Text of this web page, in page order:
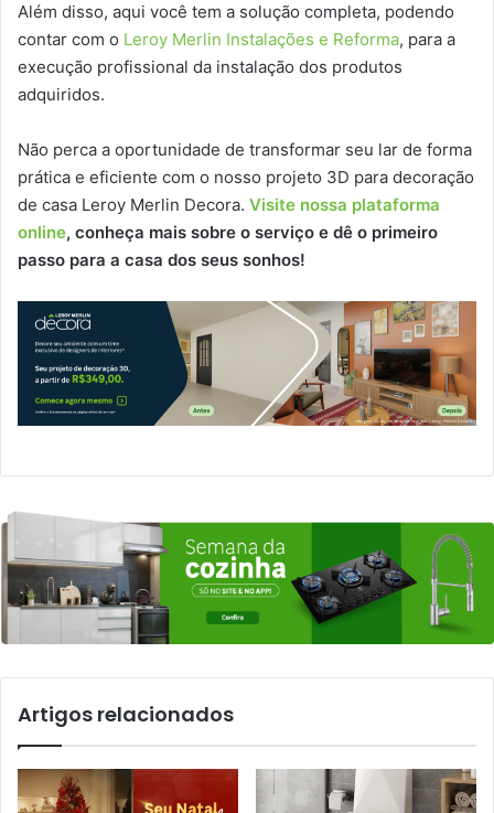
Além disso, aqui você tem a solução completa, podendo
contar com o Leroy Merlin Instalações e Reforma, para a
execução profissional da instalação dos produtos
adquiridos.
Não perca a oportunidade de transformar seu lar de forma
prática e eficiente com o nosso projeto 3D para decoração
de casa Leroy Merlin Decora. Visite nossa plataforma
online, conheça mais sobre o serviço e dê o primeiro
passo para a casa dos seus sonhos!
Artigos relacionados